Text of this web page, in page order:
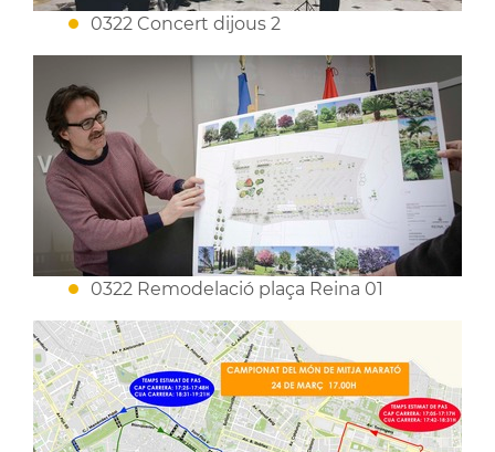
0322 Concert dijous 2
0322 Remodelació plaça Reina 01